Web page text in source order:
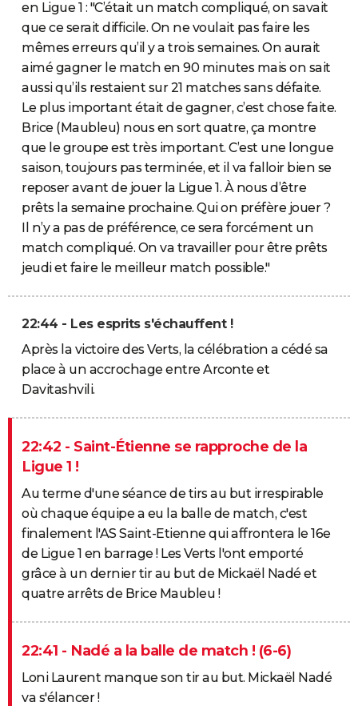
en Ligue 1 : "C’était un match compliqué, on savait
que ce serait difficile. On ne voulait pas faire les
mêmes erreurs qu’il y a trois semaines. On aurait
aimé gagner le match en 90 minutes mais on sait
aussi qu’ils restaient sur 21 matches sans défaite.
Le plus important était de gagner, c’est chose faite.
Brice (Maubleu) nous en sort quatre, ça montre
que le groupe est très important. C’est une longue
saison, toujours pas terminée, et il va falloir bien se
reposer avant de jouer la Ligue 1. À nous d’être
prêts la semaine prochaine. Qui on préfère jouer ?
Il n’y a pas de préférence, ce sera forcément un
match compliqué. On va travailler pour être prêts
jeudi et faire le meilleur match possible."
22:44 - Les esprits s'échauffent !
Après la victoire des Verts, la célébration a cédé sa
place à un accrochage entre Arconte et
Davitashvili.
22:42 - Saint-Étienne se rapproche de la
Ligue 1 !
Au terme d'une séance de tirs au but irrespirable
où chaque équipe a eu la balle de match, c'est
finalement l'AS Saint-Etienne qui affrontera le 16e
de Ligue 1 en barrage ! Les Verts l'ont emporté
grâce à un dernier tir au but de Mickaël Nadé et
quatre arrêts de Brice Maubleu !
22:41 - Nadé a la balle de match ! (6-6)
Loni Laurent manque son tir au but. Mickaël Nadé
va s'élancer !